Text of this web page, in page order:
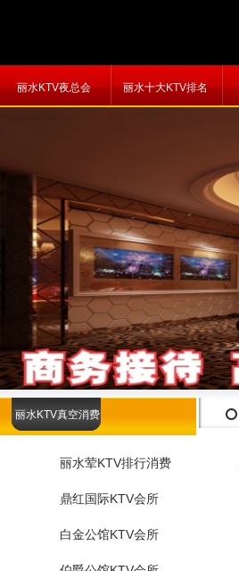
丽水KTV夜总会 丽水十大KTV排名
丽水KTV真空消费
丽水荤KTV排行消费
鼎红国际KTV会所
白金公馆KTV会所